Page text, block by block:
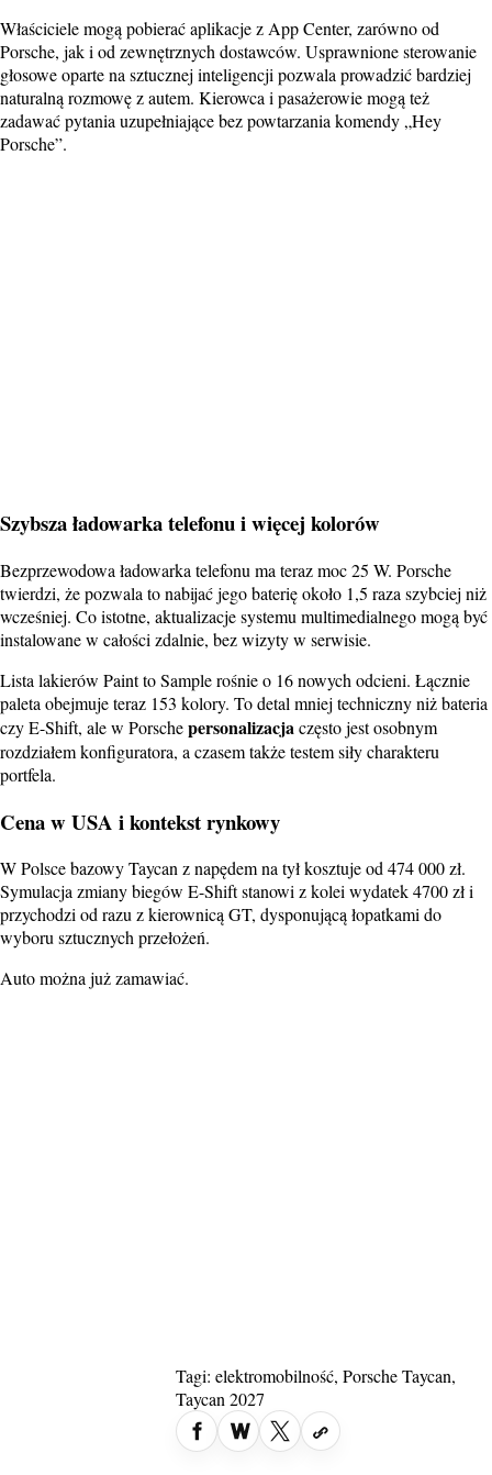
Właściciele mogą pobierać aplikacje z App Center, zarówno od
Porsche, jak i od zewnętrznych dostawców. Usprawnione sterowanie
głosowe oparte na sztucznej inteligencji pozwala prowadzić bardziej
naturalną rozmowę z autem. Kierowca i pasażerowie mogą też
zadawać pytania uzupełniające bez powtarzania komendy „Hey
Porsche”.
Szybsza ładowarka telefonu i więcej kolorów
Bezprzewodowa ładowarka telefonu ma teraz moc 25 W. Porsche
twierdzi, że pozwala to nabijać jego baterię około 1,5 raza szybciej niż
wcześniej. Co istotne, aktualizacje systemu multimedialnego mogą być
instalowane w całości zdalnie, bez wizyty w serwisie.
Lista lakierów Paint to Sample rośnie o 16 nowych odcieni. Łącznie
paleta obejmuje teraz 153 kolory. To detal mniej techniczny niż bateria
czy E-Shift, ale w Porschepersonalizacjaczęsto jest osobnym
rozdziałem konfiguratora, a czasem także testem siły charakteru
portfela.
Cena w USA i kontekst rynkowy
W Polsce bazowy Taycan z napędem na tył kosztuje od 474 000 zł.
Symulacja zmiany biegów E-Shift stanowi z kolei wydatek 4700 zł i
przychodzi od razu z kierownicą GT, dysponującą łopatkami do
wyboru sztucznych przełożeń.
Auto można już zamawiać.
Tagi: elektromobilność, Porsche Taycan,
Taycan 2027